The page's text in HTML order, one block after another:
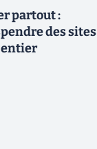
partout :
des sites
entier